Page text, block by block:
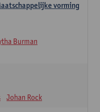
vorming
Burman
Johan Rock